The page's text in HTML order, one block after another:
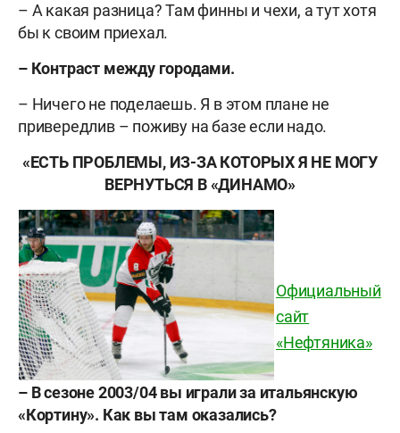
– А какая разница? Там финны и чехи, а тут хотя
бы к своим приехал.
– Контраст между городами.
– Ничего не поделаешь. Я в этом плане не
привередлив – поживу на базе если надо.
«ЕСТЬ ПРОБЛЕМЫ, ИЗ-ЗА КОТОРЫХ Я НЕ МОГУ
ВЕРНУТЬСЯ В «ДИНАМО»
Официальный
сайт
«Нефтяника»
– В сезоне 2003/04 вы играли за итальянскую
«Кортину». Как вы там оказались?